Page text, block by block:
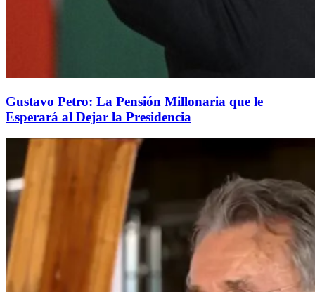
Gustavo Petro: La Pensión Millonaria que le
Esperará al Dejar la Presidencia